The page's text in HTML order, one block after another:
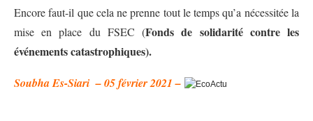
Encore faut-il que cela ne prenne tout le temps qu’a nécessitée la
mise en place du FSEC (Fonds de solidarité contre les
événements catastrophiques).
Soubha Es-Siari – 05 février 2021 –